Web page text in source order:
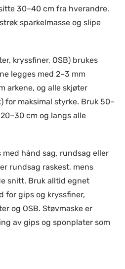
30–40 cm fra hverandre.
sparkelmasse og slipe
kryssfiner, OSB) brukes
legges med 2–3 mm
arkene, og alle skjøter
for maksimal styrke. Bruk 50–
cm og langs alle
med hånd sag, rundsag eller
rundsag raskest, mens
snitt. Bruk alltid egnet
for gips og kryssfiner,
og OSB. Støvmaske er
av gips og sponplater som